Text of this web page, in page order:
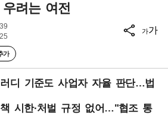
려는 여전
가
가가
러디 기준도 사업자 자율 판단…법
시한·처벌 규정 없어…"협조 통